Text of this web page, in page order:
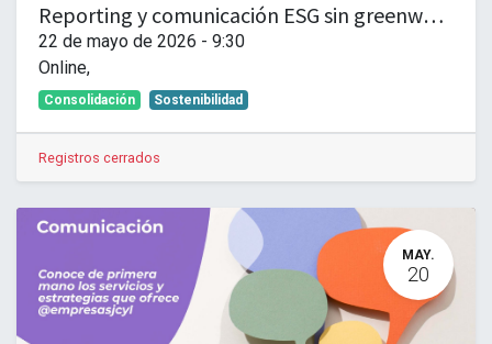
Reporting y comunicación ESG sin greenwashing. Decir lo que haces, hacer lo que dices
22 de mayo de 2026 - 9:30
Online,
Consolidación Sostenibilidad
Registros cerrados
MAY.
20